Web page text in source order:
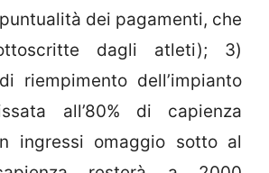
dei pagamenti, che
dagli atleti); 3)
riempimento dell’impianto
all’80% di capienza
ingressi omaggio sotto al